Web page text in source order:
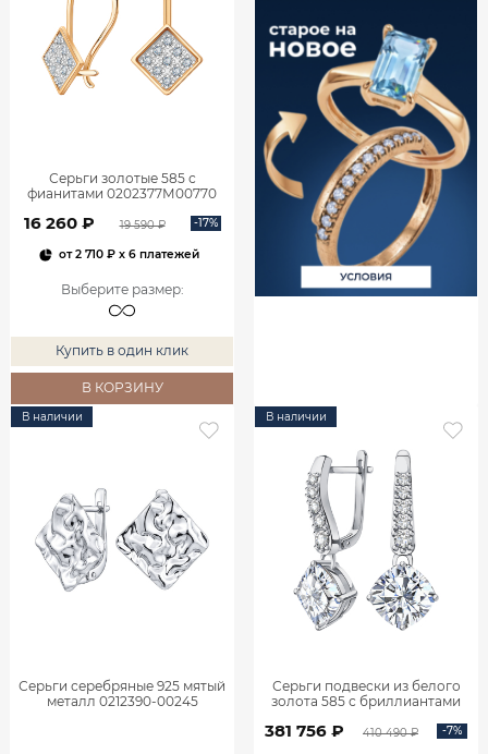
Серьги золотые 585 с
фианитами 0202377М00770
16 260 ₽ 19 590 ₽ -17%
от2 710 ₽x 6 платежей
Выберите размер:
Купить в один клик
В КОРЗИНУ
В наличии
Серьги серебряные 925 мятый
металл 0212390-00245
В наличии
Серьги подвески из белого
золота 585 с бриллиантами
381 756 ₽ 410 490 ₽ -7%